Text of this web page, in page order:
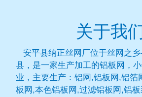
关于我
安平县纳正丝网厂位于丝网之
县，是一家生产加工的铝板网，
业，主要生产：铝网,铝板网,铝箔
板网,本色铝板网,过滤铝板网,铝